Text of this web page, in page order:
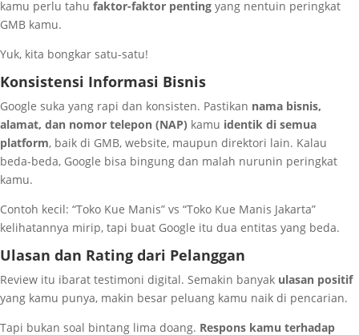
kamu perlu tahu faktor-faktor penting yang nentuin peringkat
GMB kamu.
Yuk, kita bongkar satu-satu!
Konsistensi Informasi Bisnis
Google suka yang rapi dan konsisten. Pastikan nama bisnis,
alamat, dan nomor telepon (NAP) kamu identik di semua
platform, baik di GMB, website, maupun direktori lain. Kalau
beda-beda, Google bisa bingung dan malah nurunin peringkat
kamu.
Contoh kecil: “Toko Kue Manis” vs “Toko Kue Manis Jakarta”
kelihatannya mirip, tapi buat Google itu dua entitas yang beda.
Ulasan dan Rating dari Pelanggan
Review itu ibarat testimoni digital. Semakin banyak ulasan positif
yang kamu punya, makin besar peluang kamu naik di pencarian.
Tapi bukan soal bintang lima doang. Respons kamu terhadap